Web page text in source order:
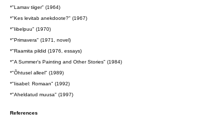
*"Lamav tiiger" (1964)
*"Kes levitab anekdoote?" (1967)
*"Iibelpuu" (1970)
*"Primavera" (1971, novel)
*"Raamita pildid (1976, essays)
*"A Summer's Painting and Other Stories" (1984)
*"Õhtusel alleel" (1989)
*"Iisabel: Romaan" (1992)
*"Aheldatud muusa" (1997)
References